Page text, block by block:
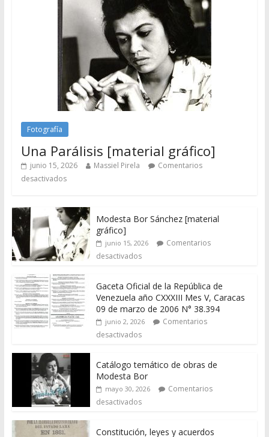
Fotografía
Una Parálisis [material gráfico]
junio 15, 2026 Massiel Pirela
Comentarios
desactivados
Modesta Bor Sánchez [material
gráfico]
junio 15, 2026
Comentarios
desactivados
Gaceta Oficial de la República de
Venezuela año CXXXIII Mes V, Caracas
09 de marzo de 2006 N° 38.394
junio 2, 2026
Comentarios
desactivados
Catálogo temático de obras de
Modesta Bor
mayo 30, 2026
Comentarios
desactivados
Constitución, leyes y acuerdos